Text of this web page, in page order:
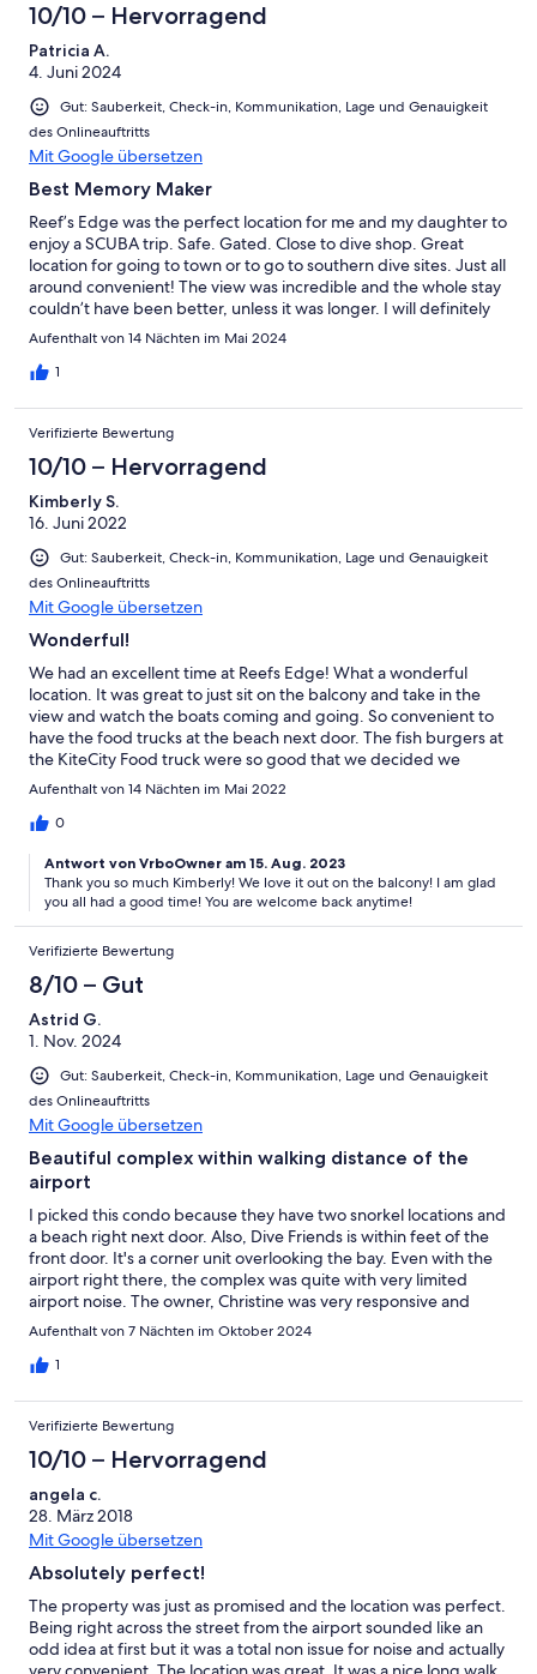
10/10 – Hervorragend
Patricia A.
4. Juni 2024
Gut: Sauberkeit, Check-in, Kommunikation, Lage und Genauigkeit
des Onlineauftritts
Mit Google übersetzen
Best Memory Maker
Reef’s Edge was the perfect location for me and my daughter to
enjoy a SCUBA trip. Safe. Gated. Close to dive shop. Great
location for going to town or to go to southern dive sites. Just all
around convenient! The view was incredible and the whole stay
couldn’t have been better, unless it was longer. I will definitely
come back!
Aufenthalt von 14 Nächten im Mai 2024
1
Verifizierte Bewertung
10/10 – Hervorragend
Kimberly S.
16. Juni 2022
Gut: Sauberkeit, Check-in, Kommunikation, Lage und Genauigkeit
des Onlineauftritts
Mit Google übersetzen
Wonderful!
We had an excellent time at Reefs Edge! What a wonderful
location. It was great to just sit on the balcony and take in the
view and watch the boats coming and going. So convenient to
have the food trucks at the beach next door. The fish burgers at
the KiteCity Food truck were so good that we decided we
needed to go every day and try the fresh catch -- wahoo, red
everything you need, and the AC very quickly cools down the
definitely stay here again!
Aufenthalt von 14 Nächten im Mai 2022
0
Antwort von VrboOwner am 15. Aug. 2023
Thank you so much Kimberly! We love it out on the balcony! I am glad
you all had a good time! You are welcome back anytime!
Verifizierte Bewertung
8/10 – Gut
Astrid G.
1. Nov. 2024
Gut: Sauberkeit, Check-in, Kommunikation, Lage und Genauigkeit
des Onlineauftritts
Mit Google übersetzen
Beautiful complex within walking distance of the
airport
I picked this condo because they have two snorkel locations and
a beach right next door. Also, Dive Friends is within feet of the
front door. It's a corner unit overlooking the bay. Even with the
airport right there, the complex was quite with very limited
airport noise. The owner, Christine was very responsive and
even sent out a very detailed welcome packet. The owners that
that come around for treats. Overall, it was great and we would
Aufenthalt von 7 Nächten im Oktober 2024
1
Verifizierte Bewertung
10/10 – Hervorragend
angela c.
28. März 2018
Mit Google übersetzen
Absolutely perfect!
The property was just as promised and the location was perfect.
Being right across the street from the airport sounded like an
odd idea at first but it was a total non issue for noise and actually